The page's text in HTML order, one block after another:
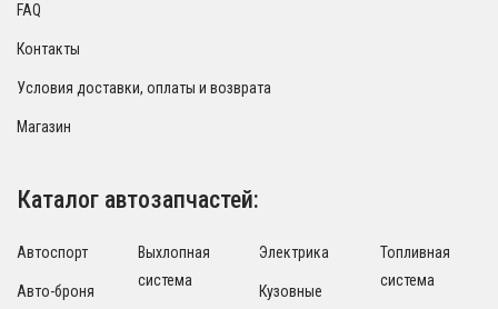
FAQ
Контакты
Условия доставки, оплаты и возврата
Магазин
Каталог автозапчастей:
Автоспорт
Авто-броня
Выхлопная
система
Электрика
Кузовные
Топливная
система